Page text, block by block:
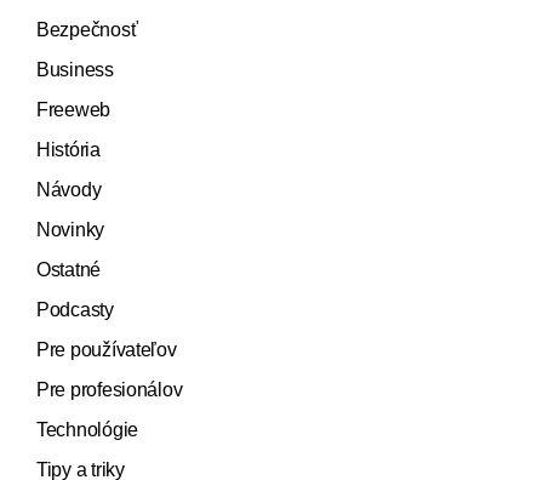
Bezpečnosť
Business
Freeweb
História
Návody
Novinky
Ostatné
Podcasty
Pre používateľov
Pre profesionálov
Technológie
Tipy a triky